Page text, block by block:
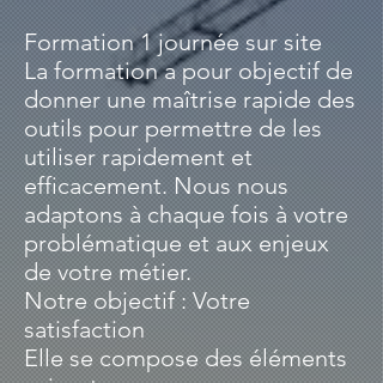
Formation 1 journée sur site
La formation a pour objectif de
donner une maîtrise rapide des
outils pour permettre de les
utiliser rapidement et
efficacement. Nous nous
adaptons à chaque fois à votre
problématique et aux enjeux
de votre métier.
Notre objectif : Votre
satisfaction
Elle se compose des éléments